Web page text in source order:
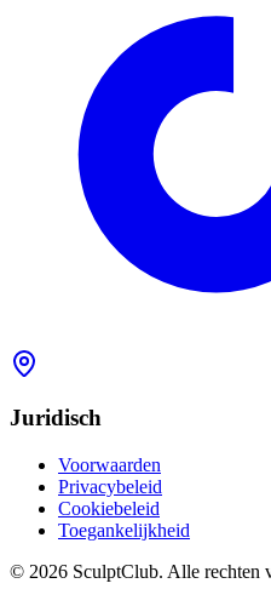
Juridisch
Voorwaarden
Privacybeleid
Cookiebeleid
Toegankelijkheid
© 2026 SculptClub. Alle rechten